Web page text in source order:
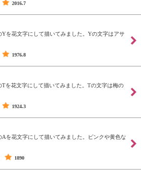
2016.7
Yを花文字にして描いてみました。Yの文字はアサ
1976.8
Tを花文字にして描いてみました。Tの文字は梅の
1924.3
Aを花文字にして描いてみました。ピンクや黄色な
1890